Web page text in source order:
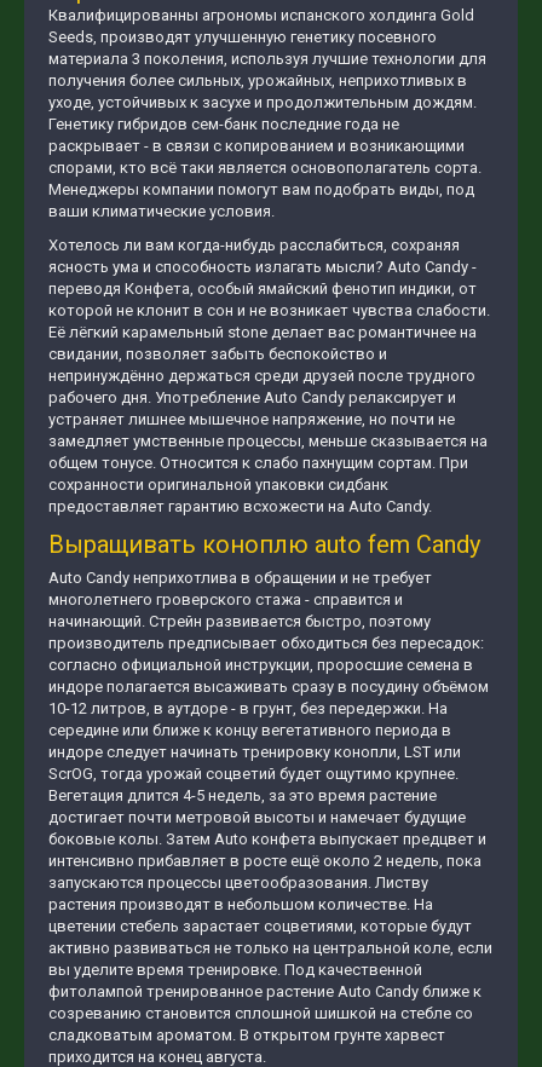
Квалифицированны агрономы испанского холдинга Gold
Seeds, производят улучшенную генетику посевного
материала 3 поколения, используя лучшие технологии для
получения более сильных, урожайных, неприхотливых в
уходе, устойчивых к засухе и продолжительным дождям.
Генетику гибридов сем-банк последние года не
раскрывает - в связи с копированием и возникающими
спорами, кто всё таки является основополагатель сорта.
Менеджеры компании помогут вам подобрать виды, под
ваши климатические условия.
Хотелось ли вам когда-нибудь расслабиться, сохраняя
ясность ума и способность излагать мысли? Auto Candy -
переводя Конфета, особый ямайский фенотип индики, от
которой не клонит в сон и не возникает чувства слабости.
Её лёгкий карамельный stone делает вас романтичнее на
свидании, позволяет забыть беспокойство и
непринуждённо держаться среди друзей после трудного
рабочего дня. Употребление Auto Candy релаксирует и
устраняет лишнее мышечное напряжение, но почти не
замедляет умственные процессы, меньше сказывается на
общем тонусе. Относится к слабо пахнущим сортам. При
сохранности оригинальной упаковки сидбанк
предоставляет гарантию всхожести на Auto Candy.
Выращивать коноплю auto fem Candy
Auto Candy неприхотлива в обращении и не требует
многолетнего гроверского стажа - справится и
начинающий. Стрейн развивается быстро, поэтому
производитель предписывает обходиться без пересадок:
согласно официальной инструкции, проросшие семена в
индоре полагается высаживать сразу в посудину объёмом
10-12 литров, в аутдоре - в грунт, без передержки. На
середине или ближе к концу вегетативного периода в
индоре следует начинать тренировку конопли, LST или
ScrOG, тогда урожай соцветий будет ощутимо крупнее.
Вегетация длится 4-5 недель, за это время растение
достигает почти метровой высоты и намечает будущие
боковые колы. Затем Auto конфета выпускает предцвет и
интенсивно прибавляет в росте ещё около 2 недель, пока
запускаются процессы цветообразования. Листву
растения производят в небольшом количестве. На
цветении стебель зарастает соцветиями, которые будут
активно развиваться не только на центральной коле, если
вы уделите время тренировке. Под качественной
фитолампой тренированное растение Auto Candy ближе к
созреванию становится сплошной шишкой на стебле со
сладковатым ароматом. В открытом грунте харвест
приходится на конец августа.